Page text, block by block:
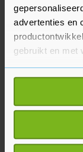
advertenties en
gebruikt en met
Als u het
locatie, die
Uw
scannen op
Samen met
onderzoek
andere
gewicht) bij
eerste